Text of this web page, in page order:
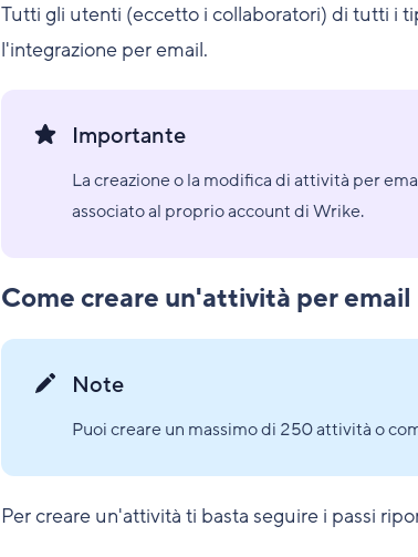
Tutti gli utenti (eccetto i collaboratori) di tutti i
l'integrazione per email.
Importante
La creazione o la modifica di attività per
associato al proprio account di Wrike.
Come creare un'attività per email
Note
Puoi creare un massimo di 250 attività o
Per creare un'attività ti basta seguire i passi